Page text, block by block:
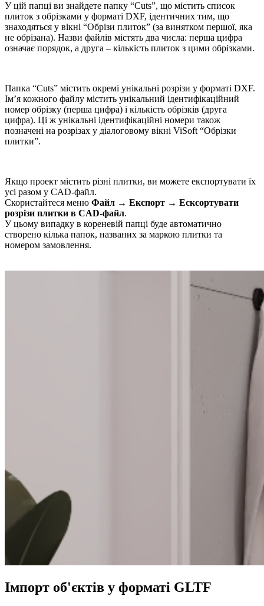
У цій папці ви знайдете папку “Cuts”, що містить список
плиток з обрізками у форматі DXF, ідентичних тим, що
знаходяться у вікні “Обрізи плиток” (за винятком першої, яка
не обрізана). Назви файлів містять два числа: перша цифра
означає порядок, а друга – кількість плиток з цими обрізками.
Папка “Cuts” містить окремі унікальні розрізи у форматі DXF.
Ім’я кожного файлу містить унікальний ідентифікаційний
номер обрізку (перша цифра) і кількість обрізків (друга
цифра). Ці ж унікальні ідентифікаційні номери також
позначені на розрізах у діалоговому вікні ViSoft “Обрізки
плитки”.
Якщо проект містить різні плитки, ви можете експортувати їх
усі разом у CAD-файл.
Скористайтеся меню Файл → Експорт → Есксортувати
розрізи плитки в CAD-файл.
У цьому випадку в кореневій папці буде автоматично
створено кілька папок, названих за маркою плитки та
номером замовлення.
Імпорт об'єктів у форматі GLTF